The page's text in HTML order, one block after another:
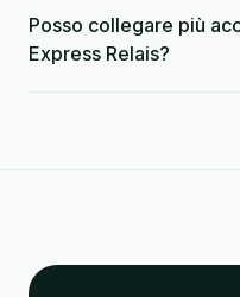
Posso collegare più
Express Relais?